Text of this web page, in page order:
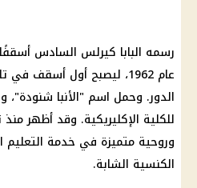
رسمه البابا كيرلس السادس أسقفًا
عام 1962، ليصبح أول أسقف في تاريخ
الدور. وحمل اسم "الأنبا
للكلية الإكليريكية. وقد أظهر
وروحية متميزة في خدمة التعليم
الكنسية الشابة.